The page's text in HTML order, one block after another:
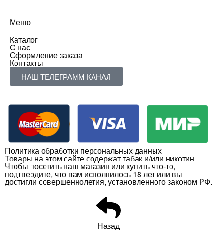
Меню
Каталог
О нас
Оформление заказа
Контакты
НАШ ТЕЛЕГРАММ КАНАЛ
Политика обработки персональных данных
Товары на этом сайте содержат табак и/или никотин.
Чтобы посетить наш магазин или купить что-то,
подтвердите, что вам исполнилось 18 лет или вы
достигли совершеннолетия, установленного законом РФ.
Назад